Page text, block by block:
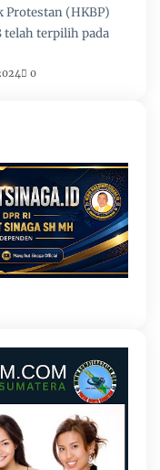
Protestan (HKBP)
telah terpilih pada
0